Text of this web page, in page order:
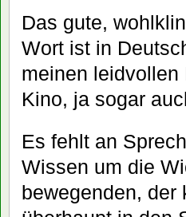
Das gute,
Wort ist in
meinen leidvollen
Kino, ja sogar
Es fehlt an
Wissen um die
bewegenden, der